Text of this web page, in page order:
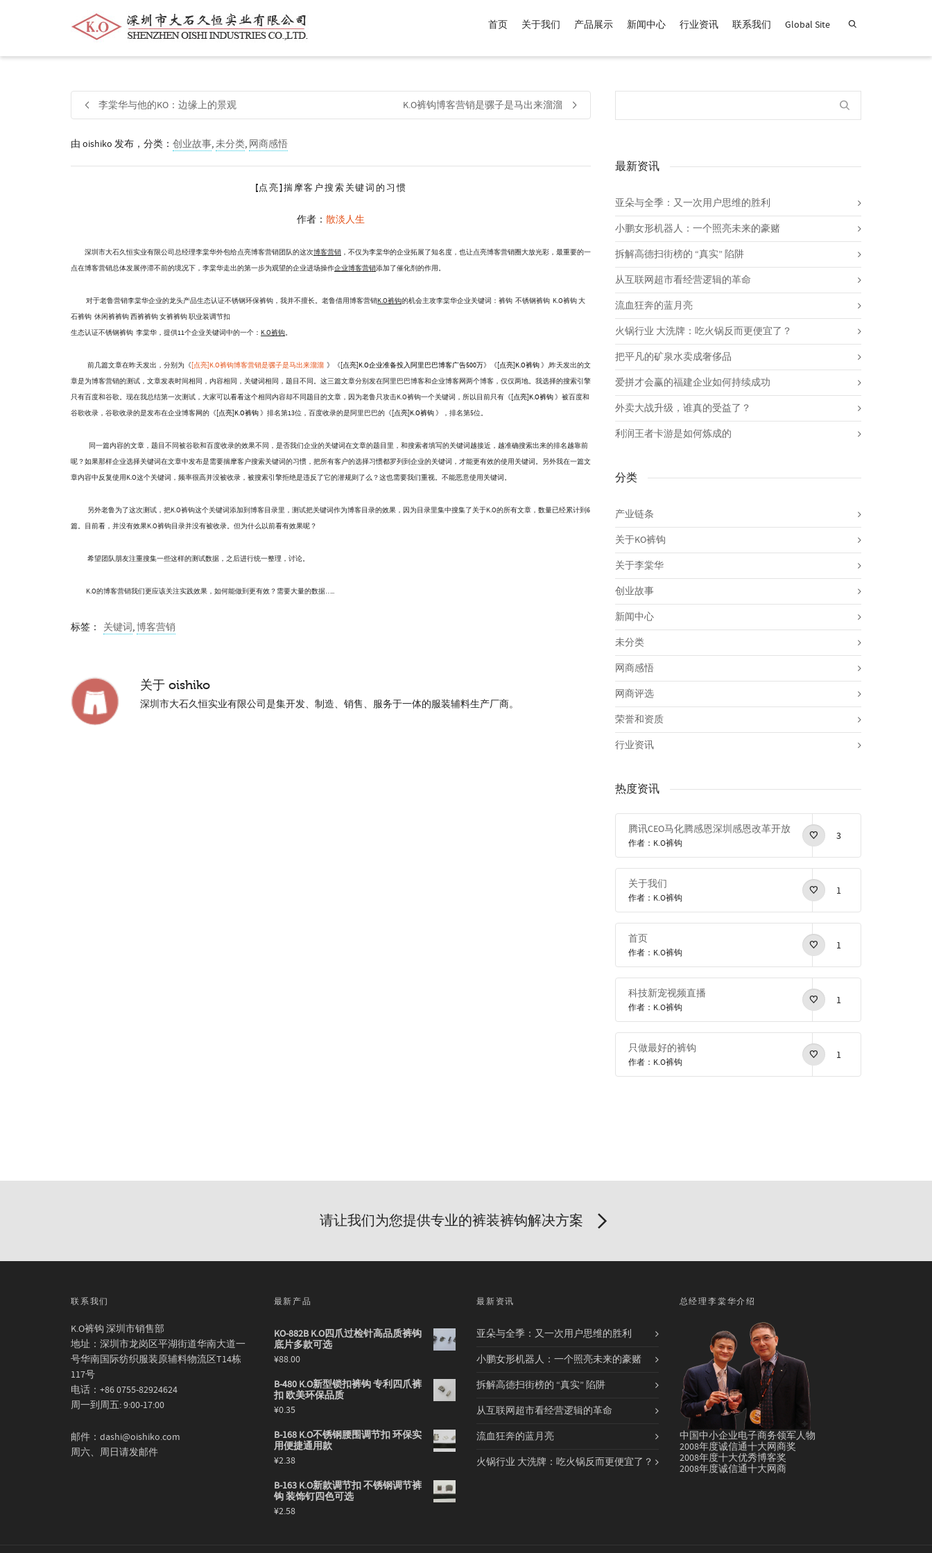
帮我查找新的衬衫尺码中号价格介于 商品，品牌为 默认品牌 .
首页 关于我们 产品展示 新闻中心 行业资讯 联系我们 Global Site
李棠华与他的KO：边缘上的景观 K.O裤钩博客营销是骡子是马出来溜溜
由 oishiko 发布，分类： 创业故事,未分类, 网商感悟
[点亮]揣摩客户搜索关键词的习惯
作者： 散淡人生
深圳市大石久恒实业有限公司总经理李棠华外包给点亮博客营销团队的这次博客营销 ，不仅为李棠华的企业拓展了知名度，也让点亮博客营销圈大放光彩，最重要的一
点在博客营销总体发展停滞不前的境况下，李棠华走出的第一步为观望的企业进场操作企业博客营销添加了催化剂的作用。
对于老鲁营销李棠华企业的龙头产品生态认证不锈钢环保裤钩，我并不擅长。老鲁借用博客营销K.O裤钩的机会主攻李棠华企业关键词：裤钩 不锈钢裤钩 K.O裤钩 大
石裤钩 休闲裤裤钩 西裤裤钩 女裤裤钩 职业装调节扣
生态认证不锈钢裤钩 李棠华，提供11个企业关键词中的一个： K.O裤钩。
前几篇文章在昨天发出，分别为《[点亮]K.O裤钩博客营销是骡子是马出来溜溜 》《[点亮]K.O企业准备投入阿里巴巴博客广告500万》《[点亮]K.O裤钩》,昨天发出的文
章是为博客营销的测试，文章发表时间相同，内容相同，关键词相同，题目不同。这三篇文章分别发在阿里巴巴博客和企业博客网两个博客，仅仅两地。我选择的搜索引擎
只有百度和谷歌。现在我总结第一次测试，大家可以看看这个相同内容却不同题目的文章，因为老鲁只攻击K.O裤钩一个关键词，所以目前只有《[点亮]K.O裤钩》被百度和
谷歌收录，谷歌收录的是发布在企业博客网的《[点亮]K.O裤钩》排名第13位，百度收录的是阿里巴巴的《[点亮]K.O裤钩》，排名第5位。
同一篇内容的文章，题目不同被谷歌和百度收录的效果不同，是否我们企业的关键词在文章的题目里，和搜索者填写的关键词越接近，越准确搜索出来的排名越靠前
呢？如果那样企业选择关键词在文章中发布是需要揣摩客户搜索关键词的习惯，把所有客户的选择习惯都罗列到企业的关键词，才能更有效的使用关键词。另外我在一篇文
章内容中反复使用K.O这个关键词，频率很高并没被收录，被搜索引擎拒绝是违反了它的潜规则了么？这也需要我们重视。不能恶意使用关键词。
另外老鲁为了这次测试，把K.O裤钩这个关键词添加到博客目录里，测试把关键词作为博客目录的效果，因为目录里集中搜集了关于K.O的所有文章，数量已经累计到6
篇。目前看，并没有效果K.O裤钩目录并没有被收录。但为什么以前看有效果呢？
希望团队朋友注重搜集一些这样的测试数据，之后进行统一整理，讨论。
K.O的博客营销我们更应该关注实践效果，如何能做到更有效？需要大量的数据…..
标签： 关键词,博客营销
关于 oishiko
深圳市大石久恒实业有限公司是集开发、制造、销售、服务于一体的服装辅料生产厂商。
最新资讯
亚朵与全季：又一次用户思维的胜利
小鹏女形机器人：一个照亮未来的豪赌
拆解高德扫街榜的 “真实” 陷阱
从互联网超市看经营逻辑的革命
流血狂奔的蓝月亮
火锅行业 大洗牌：吃火锅反而更便宜了？
把平凡的矿泉水卖成奢侈品
爱拼才会赢的福建企业如何持续成功
外卖大战升级，谁真的受益了？
利润王者卡游是如何炼成的
分类
产业链条
关于KO裤钩
关于李棠华
创业故事
新闻中心
未分类
网商感悟
网商评选
荣誉和资质
行业资讯
热度资讯
腾讯CEO马化腾感恩深圳感恩改革开放
作者：K.O裤钩
3
关于我们
作者：K.O裤钩
1
首页
作者：K.O裤钩
1
科技新宠视频直播
作者：K.O裤钩
1
只做最好的裤钩
作者：K.O裤钩
1
请让我们为您提供专业的裤装裤钩解决方案
联系我们
K.O裤钩 深圳市销售部
地址：深圳市龙岗区平湖街道华南大道一
号华南国际纺织服装原辅料物流区T14栋
117号
电话：+86 0755-82924624
周一到周五: 9:00-17:00
邮件：dashi@oishiko.com
周六、周日请发邮件
最新产品
KO-882B K.O四爪过检针高品质裤钩
底片多款可选
¥88.00
B-480 K.O新型锁扣裤钩 专利四爪裤
扣 欧美环保品质
¥0.35
B-168 K.O不锈钢腰围调节扣 环保实
用便捷通用款
¥2.38
B-163 K.O新款调节扣 不锈钢调节裤
钩 装饰钉四色可选
¥2.58
最新资讯
亚朵与全季：又一次用户思维的胜利
小鹏女形机器人：一个照亮未来的豪赌
拆解高德扫街榜的 “真实” 陷阱
从互联网超市看经营逻辑的革命
流血狂奔的蓝月亮
火锅行业 大洗牌：吃火锅反而更便宜了？
总经理李棠华介绍
中国中小企业电子商务领军人物
2008年度诚信通十大网商奖
2008年度十大优秀博客奖
2008年度诚信通十大网商